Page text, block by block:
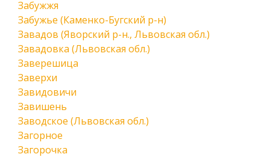
Забужжя
Забужье (Каменко-Бугский р-н)
Завадов (Яворский р-н., Львовская обл.)
Завадовка (Львовская обл.)
Заверешица
Заверхи
Завидовичи
Завишень
Заводское (Львовская обл.)
Загорное
Загорочка